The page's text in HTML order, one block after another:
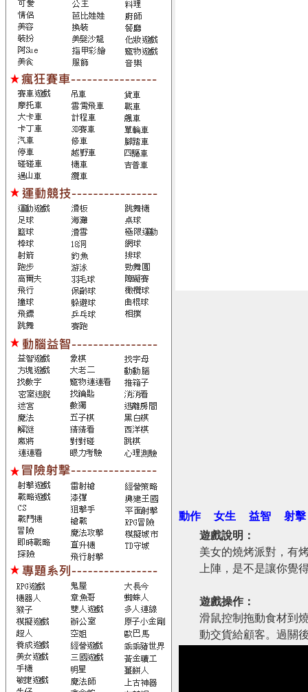
動作 女生 益智
射擊
遊戲說明：
美女的燒烤派對，有
上陣，是不是讓你覺
遊戲操作：
滑鼠控制拖動食材到
動交貨給顧客。過關